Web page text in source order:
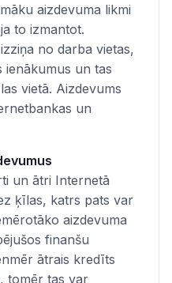
aizdevuma likmi
to izmantot.
no darba vietas,
ienākumus un tas
vietā. Aizdevums
un
un ātri Internetā
ķīlas, katrs pats var
aizdevuma
finanšu
ātrais kredīts
tomēr tas var